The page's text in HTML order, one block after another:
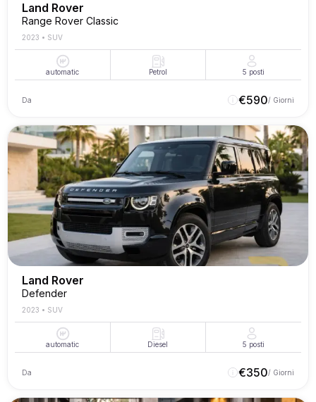
Land Rover
Range Rover Classic
2023 • SUV
automatic Petrol 5 posti
Da €590/ Giorni
Land Rover
Defender
2023 • SUV
automatic Diesel 5 posti
Da €350/ Giorni